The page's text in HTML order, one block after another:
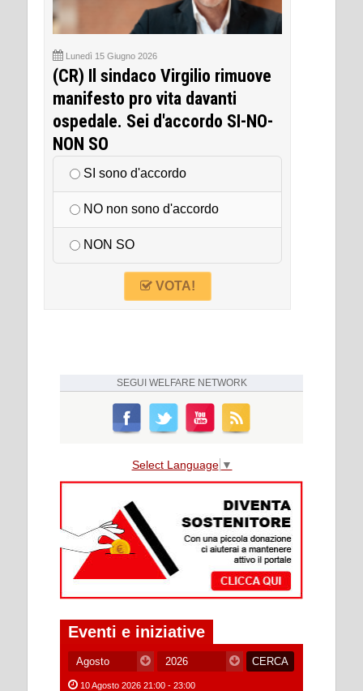
Lunedì 15 Giugno 2026
(CR) Il sindaco Virgilio rimuove
manifesto pro vita davanti
ospedale. Sei d'accordo SI-NO-
NON SO
SI sono d'accordo
NO non sono d'accordo
NON SO
VOTA!
SEGUI WELFARE NETWORK
Select Language ▼
Eventi e iniziative
10 Agosto 2026 21:00 - 23:00